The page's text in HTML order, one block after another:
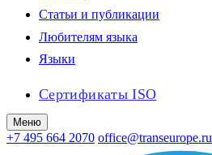
Статьи и публикации
Любителям языка
Языки
Сертификаты ISO
Меню
+7 495 664 2070 office@transeurope.ru